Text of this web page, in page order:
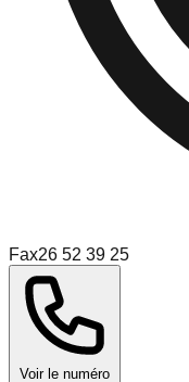
Fax26 52 39 25
Voir le numéro